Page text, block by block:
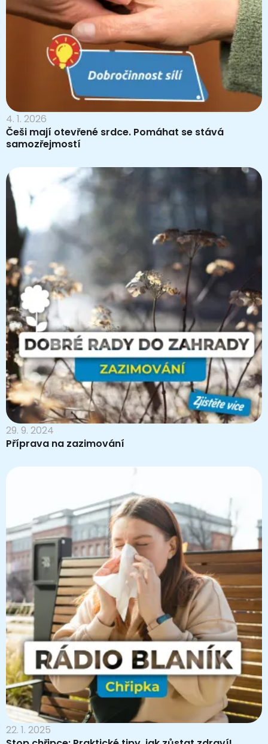
4. 1. 2026
Češi mají otevřené srdce. Pomáhat se stává
samozřejmostí
29. 9. 2024
Příprava na zazimování
22. 1. 2025